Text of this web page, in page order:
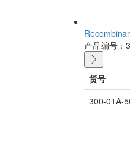
产品编号：
货号
300-01A-